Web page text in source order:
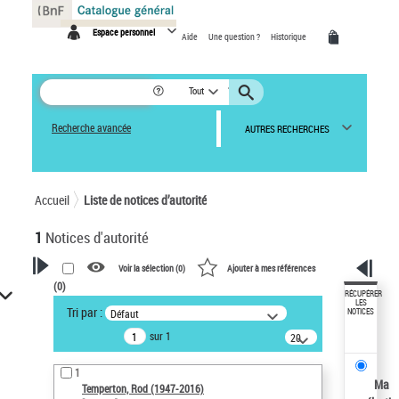
Espace personnel Aide Une question ? Historique
Tout
Recherche avancée AUTRES RECHERCHES
Accueil Liste de notices d’autorité
1 Notices d'autorité
VOTRE RECHERCHE
Recherche avancée dans les
notices d’autorité
Œuvres liées à l'auteur :
Temperton, Rod (1947-2016)
Voir la sélection (0) Ajouter à mes références
(0)
Tri par : Défaut
sur 1
20
résultats/page
1
Temperton, Rod (1947-2016)
RÉCUPÉRER
LES
NOTICES
Ma
Panneau de gestion des cookies